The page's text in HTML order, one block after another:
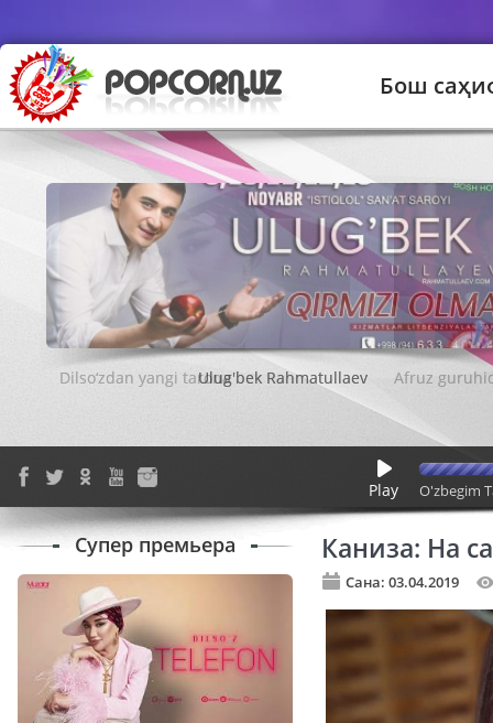
Бош
Ulug'bek Rahmatullaev
Play O'zbegim
Каниза: На
Сана: 03.04.2019
Супер премьера